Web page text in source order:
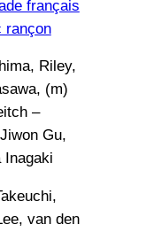
français
rançon
Riley,
(m)
–
Gu,
Inagaki
van den